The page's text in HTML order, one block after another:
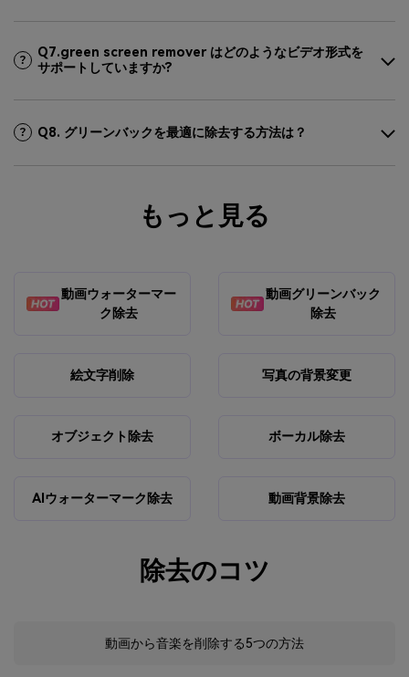
Q7.green screen remover はどのようなビデオ形式を
サポートしていますか?
Q8. グリーンバックを最適に除去する方法は？
もっと見る
動画ウォーターマー
ク除去
動画グリーンバック
除去
絵文字削除 写真の背景変更
オブジェクト除去 ボーカル除去
AIウォーターマーク除去 動画背景除去
除去のコツ
動画から音楽を削除する5つの方法